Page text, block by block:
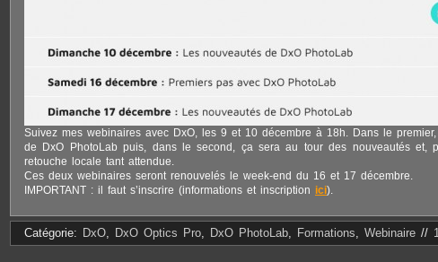
Suivez mes webinaires avec DxO, les 9 et 10 décembre à 18h. Dans le
de DxO PhotoLab puis, dans le second, ça sera au tour des nouveautés et,
retouche locale tant attendue.
Ces deux webinaires seront renouvelés le week-end du 16 et 17 décembre.
IMPORTANT : il faut s’inscrire (informations et inscription ici).
Catégorie: DxO, DxO Optics Pro, DxO PhotoLab, Formations, Webinaire //